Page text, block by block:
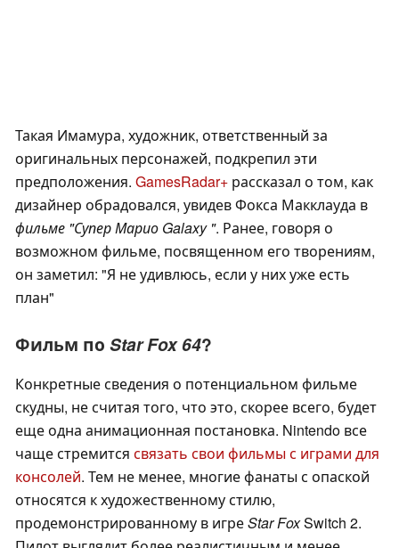
Такая Имамура, художник, ответственный за
оригинальных персонажей, подкрепил эти
предположения. GamesRadar+ рассказал о том, как
дизайнер обрадовался, увидев Фокса Макклауда в
фильме "Супер Марио Galaxy ". Ранее, говоря о
возможном фильме, посвященном его творениям,
он заметил: "Я не удивлюсь, если у них уже есть
план"
Фильм по Star Fox 64?
Конкретные сведения о потенциальном фильме
скудны, не считая того, что это, скорее всего, будет
еще одна анимационная постановка. Nintendo все
чаще стремится связать свои фильмы с играми для
консолей. Тем не менее, многие фанаты с опаской
относятся к художественному стилю,
продемонстрированному в игреStar FoxSwitch 2.